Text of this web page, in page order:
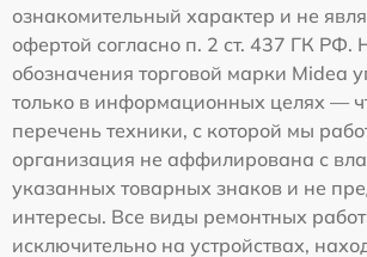
ознакомительный характер и не
офертой согласно п. 2 ст. 437 ГК РФ.
обозначения торговой марки Midea
только в информационных целях —
перечень техники, с которой мы
организация не аффилирована с
указанных товарных знаков и не
интересы. Все виды ремонтных
исключительно на устройствах,